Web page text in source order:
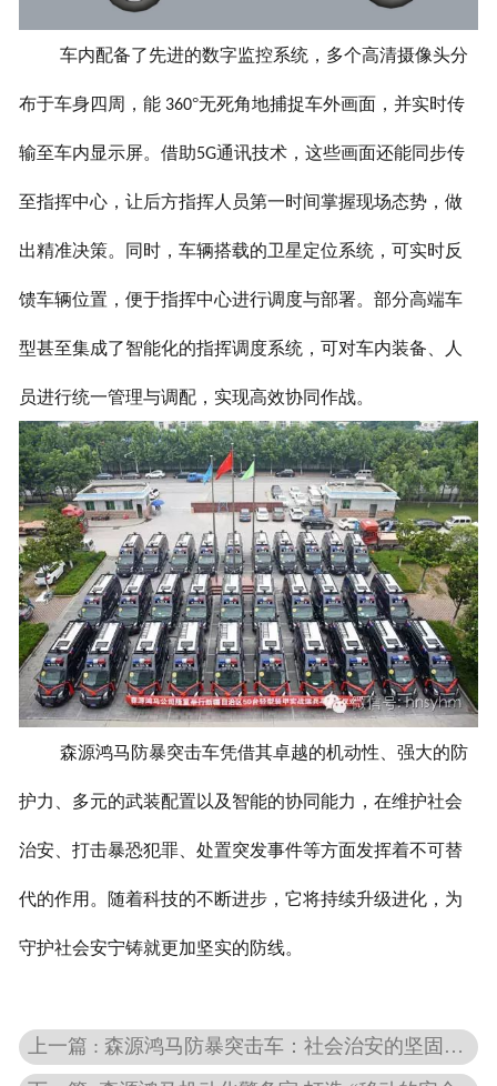
车内配备了先进的数字监控系统，多个高清摄像头分
布于车身四周，能 360°无死角地捕捉车外画面，并实时传
输至车内显示屏。借助5G通讯技术，这些画面还能同步传
至指挥中心，让后方指挥人员第一时间掌握现场态势，做
出精准决策。同时，车辆搭载的卫星定位系统，可实时反
馈车辆位置，便于指挥中心进行调度与部署。部分高端车
型甚至集成了智能化的指挥调度系统，可对车内装备、人
员进行统一管理与调配，实现高效协同作战。
森源鸿马防暴突击车凭借其卓越的机动性、强大的防
护力、多元的武装配置以及智能的协同能力，在维护社会
治安、打击暴恐犯罪、处置突发事件等方面发挥着不可替
代的作用。随着科技的不断进步，它将持续升级进化，为
守护社会安宁铸就更加坚实的防线。
上一篇 : 森源鸿马防暴突击车：社会治安的坚固防线